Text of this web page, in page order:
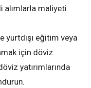
alımlarla maliyeti
yurtdışı eğitim veya
için döviz
yatırımlarında